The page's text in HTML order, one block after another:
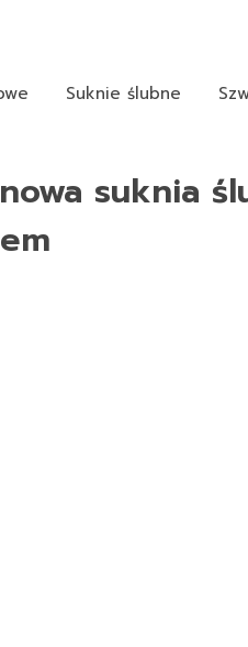
Suknie ślubne
suknia